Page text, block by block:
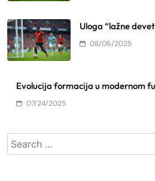
Uloga “lažne
08/06/2025
Evolucija formacija u modernom
07/24/2025
Search
for: